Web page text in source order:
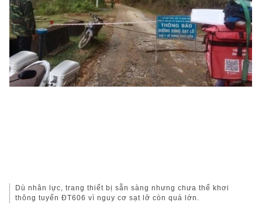
Dù nhân lực, trang thiết bị sẵn sàng nhưng chưa thể khơi
thông tuyến ĐT606 vì nguy cơ sạt lở còn quá lớn.